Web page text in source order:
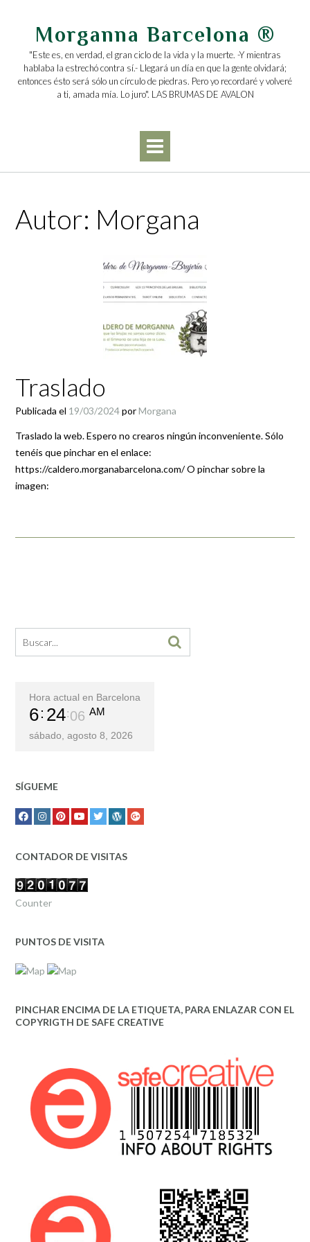
contenidoMorganna Barcelona ®
"Este es, en verdad, el gran ciclo de la vida y la muerte. -Y mientras
hablaba la estrechó contra sí.- Llegará un día en que la gente olvidará;
entonces ésto será sólo un círculo de piedras. Pero yo recordaré y volveré
a ti, amada mía. Lo juro". LAS BRUMAS DE AVALON
Autor: Morgana
Traslado
Publicada el 19/03/2024porMorgana
Traslado la web. Espero no crearos ningún inconveniente. Sólo
tenéis que pinchar en el enlace:
https://caldero.morganabarcelona.com/ O pinchar sobre la
imagen:
Hora actual en Barcelona
6 24 07 AM
sábado, agosto 8, 2026
SÍGUEME
CONTADOR DE VISITAS
Counter
PUNTOS DE VISITA
PINCHAR ENCIMA DE LA ETIQUETA, PARA ENLAZAR CON EL
COPYRIGTH DE SAFE CREATIVE